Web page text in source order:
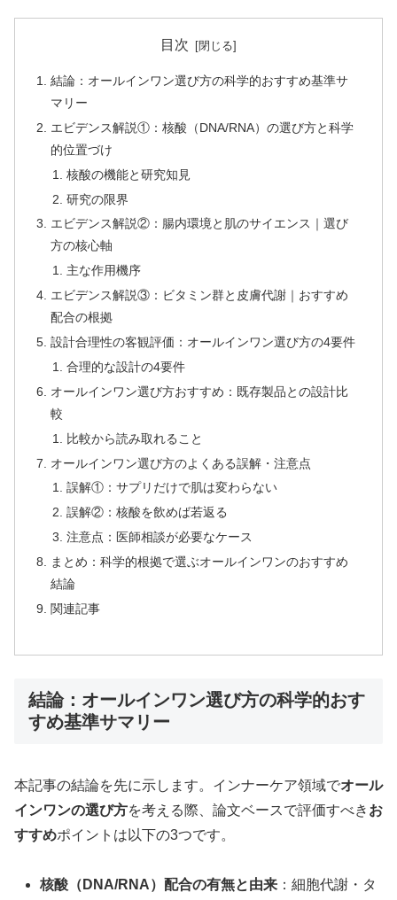
目次
結論：オールインワン選び方の科学的おすすめ基準サ
マリー
エビデンス解説①：核酸（DNA/RNA）の選び方と科学
的位置づけ
核酸の機能と研究知見
研究の限界
エビデンス解説②：腸内環境と肌のサイエンス｜選び
方の核心軸
主な作用機序
エビデンス解説③：ビタミン群と皮膚代謝｜おすすめ
配合の根拠
設計合理性の客観評価：オールインワン選び方の4要件
合理的な設計の4要件
オールインワン選び方おすすめ：既存製品との設計比
較
比較から読み取れること
オールインワン選び方のよくある誤解・注意点
誤解①：サプリだけで肌は変わらない
誤解②：核酸を飲めば若返る
注意点：医師相談が必要なケース
まとめ：科学的根拠で選ぶオールインワンのおすすめ
結論
関連記事
結論：オールインワン選び方の科学的おす
すめ基準サマリー
本記事の結論を先に示します。インナーケア領域でオール
インワンの選び方を考える際、論文ベースで評価すべき お
すすめポイントは以下の3つです。
核酸（DNA/RNA）配合の有無と由来 ：細胞代謝・タ